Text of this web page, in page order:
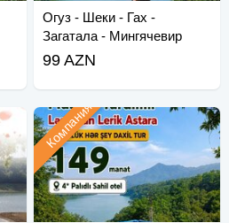
Огуз - Шеки - Гах -
Загатала - Мингячевир
99 AZN
Компания